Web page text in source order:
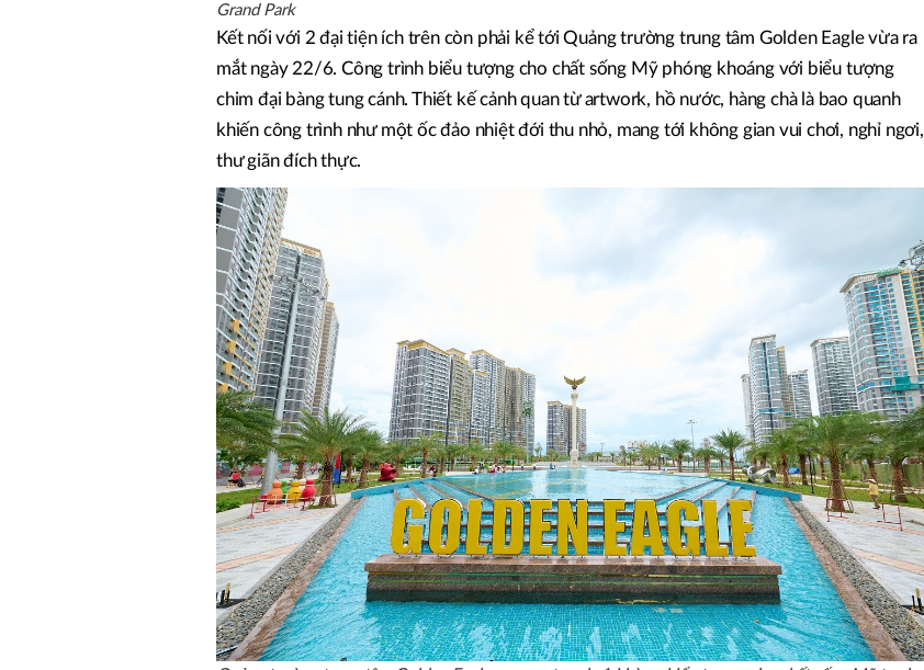
Grand Park
Kết nối với 2 đại tiện ích trên còn phải kể tới Quảng trường trung tâm Golden Eagle vừa ra
mắt ngày 22/6. Công trình biểu tượng cho chất sống Mỹ phóng khoáng với biểu tượng
chim đại bàng tung cánh. Thiết kế cảnh quan từ artwork, hồ nước, hàng chà là bao quanh
khiến công trình như một ốc đảo nhiệt đới thu nhỏ, mang tới không gian vui chơi, nghỉ ngơi,
thư giãn đích thực.